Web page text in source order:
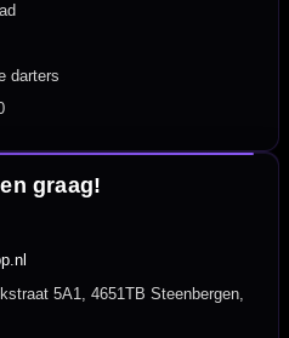
darters
graag!
5A1, 4651TB Steenbergen,